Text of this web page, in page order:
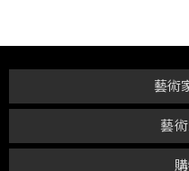
藝
藝術